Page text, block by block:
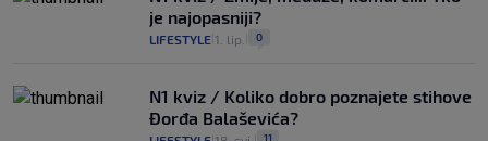
je najopasniji?
LIFESTYLE 1. lip. 0
N1 kviz / Koliko dobro poznajete stihove
Đorđa Balaševića?
11